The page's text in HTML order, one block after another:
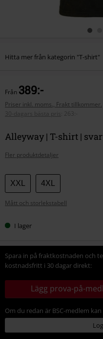
Hitta mer från kategorin "T-shirt"
Från 389:-
Priser inkl. moms., Frakt tillkommer.
30-dagars bästa pris
263:-
Alleyway | T-shirt |
Fler produktdetaljer
Välj
din
storlek
XXL 4XL
Mått och storlekstabell
I lager
Spara in på fraktkostnaden och
kostnadsfritt i 30 dagar direkt:
Lägg prova-på-
Om du redan är BSC-medlem